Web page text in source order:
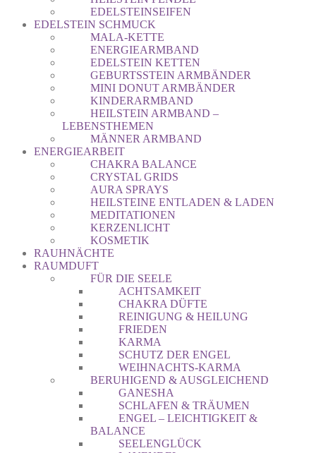
EDELSTEINSEIFEN
EDELSTEIN SCHMUCK
MALA-KETTE
ENERGIEARMBAND
EDELSTEIN KETTEN
GEBURTSSTEIN ARMBÄNDER
MINI DONUT ARMBÄNDER
KINDERARMBAND
HEILSTEIN ARMBAND –
LEBENSTHEMEN
MÄNNER ARMBAND
ENERGIEARBEIT
CHAKRA BALANCE
CRYSTAL GRIDS
AURA SPRAYS
HEILSTEINE ENTLADEN & LADEN
MEDITATIONEN
KERZENLICHT
KOSMETIK
RAUHNÄCHTE
RAUMDUFT
FÜR DIE SEELE
ACHTSAMKEIT
CHAKRA DÜFTE
REINIGUNG & HEILUNG
FRIEDEN
KARMA
SCHUTZ DER ENGEL
WEIHNACHTS-KARMA
BERUHIGEND & AUSGLEICHEND
GANESHA
SCHLAFEN & TRÄUMEN
ENGEL – LEICHTIGKEIT &
BALANCE
SEELENGLÜCK